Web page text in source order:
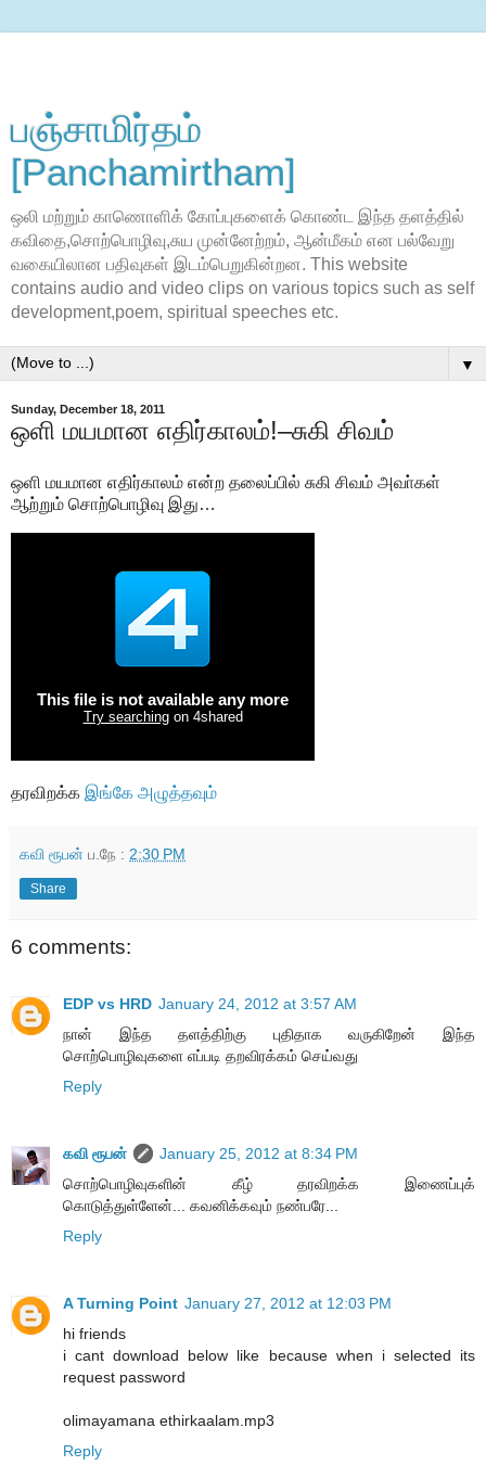
பஞ்சாமிர்தம்
[Panchamirtham]
ஒலி மற்றும் காணொளிக் கோப்புகளைக் கொண்ட இந்த தளத்தில்
கவிதை,சொற்பொழிவு,சுய முன்னேற்றம், ஆன்மீகம் என பல்வேறு
வகையிலான பதிவுகள் இடம்பெறுகின்றன. This website
contains audio and video clips on various topics such as self
development,poem, spiritual speeches etc.
▼
Sunday, December 18, 2011
ஒளி மயமான எதிர்காலம்!–சுகி சிவம்
ஒளி மயமான எதிர்காலம் என்ற தலைப்பில் சுகி சிவம் அவா்கள்
ஆற்றும் சொற்பொழிவு இது…
தரவிறக்க இங்கே அழுத்தவும்
கவி ரூபன் ப.நே : 2:30 PM
Share
6 comments:
EDP vs HRD January 24, 2012 at 3:57 AM
நான் இந்த தளத்திற்கு புதிதாக வருகிறேன் இந்த
சொற்பொழிவுகளை எப்படி தறவிரக்கம் செய்வது
Reply
கவி ரூபன்
January 25, 2012 at 8:34 PM
சொற்பொழிவுகளின் கீழ் தரவிறக்க இணைப்புக்
கொடுத்துள்ளேன்... கவனிக்கவும் நண்பரே...
Reply
A Turning Point January 27, 2012 at 12:03 PM
hi friends
i cant download below like because when i selected its
request password
olimayamana ethirkaalam.mp3
Reply